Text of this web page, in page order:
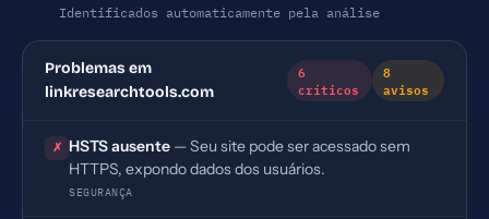
Identificados automaticamente pela análise
Problemas em
linkresearchtools.com
6
críticos
8
avisos
✗ HSTS ausente — Seu site pode ser acessado sem
HTTPS, expondo dados dos usuários.
SEGURANÇA